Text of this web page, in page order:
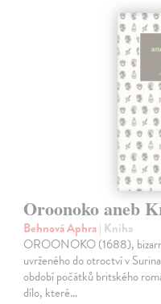
Oroonoko aneb
Behnová Aphra| Kniha
OROONOKO (1688),
uvrženého do otroctví v
období počátků britského
dílo, které…